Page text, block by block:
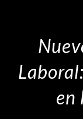
en